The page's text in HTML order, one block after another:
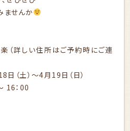
ませんか
（詳しい住所はご予約時にご連
（土）～4月19日（日）
16：00